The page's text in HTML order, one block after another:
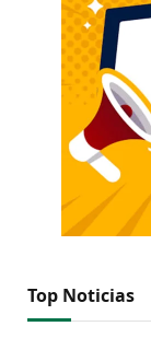
Top Noticias